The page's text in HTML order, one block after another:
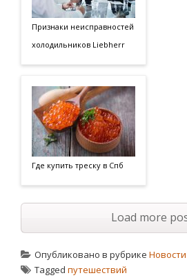
Признаки неисправностей
холодильников Liebherr
Где купить треску в Спб
Load more
Опубликовано в рубрике
Tagged путешествий